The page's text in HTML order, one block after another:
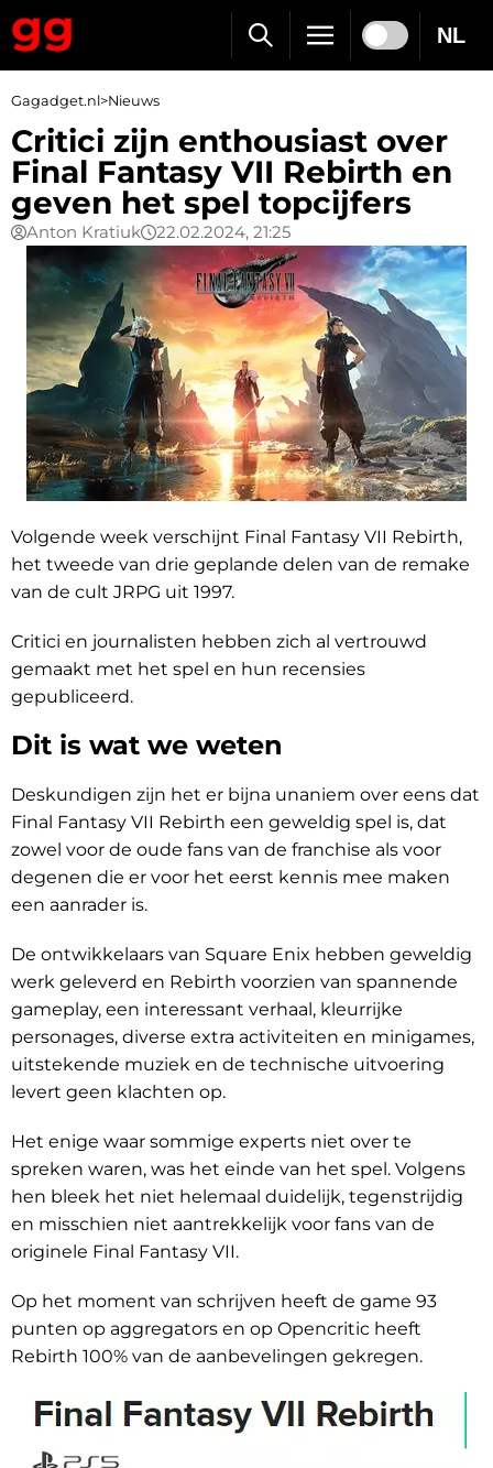
NL
Gagadget.nl>Nieuws
Critici zijn enthousiast over
Final Fantasy VII Rebirth en
geven het spel topcijfers
Anton Kratiuk 22.02.2024, 21:25
Volgende week verschijnt Final Fantasy VII Rebirth,
het tweede van drie geplande delen van de remake
van de cult JRPG uit 1997.
Critici en journalisten hebben zich al vertrouwd
gemaakt met het spel en hun recensies
gepubliceerd.
Dit is wat we weten
Deskundigen zijn het er bijna unaniem over eens dat
Final Fantasy VII Rebirth een geweldig spel is, dat
zowel voor de oude fans van de franchise als voor
degenen die er voor het eerst kennis mee maken
een aanrader is.
De ontwikkelaars van Square Enix hebben geweldig
werk geleverd en Rebirth voorzien van spannende
gameplay, een interessant verhaal, kleurrijke
personages, diverse extra activiteiten en minigames,
uitstekende muziek en de technische uitvoering
levert geen klachten op.
Het enige waar sommige experts niet over te
spreken waren, was het einde van het spel. Volgens
hen bleek het niet helemaal duidelijk, tegenstrijdig
en misschien niet aantrekkelijk voor fans van de
originele Final Fantasy VII.
Op het moment van schrijven heeft de game 93
punten op aggregators en op Opencritic heeft
Rebirth 100% van de aanbevelingen gekregen.